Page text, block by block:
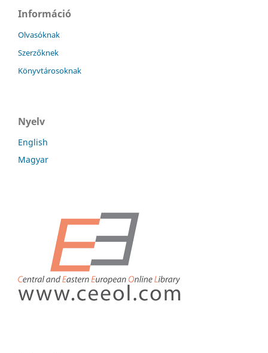
Információ
Olvasóknak
Szerzőknek
Könyvtárosoknak
Nyelv
English
Magyar